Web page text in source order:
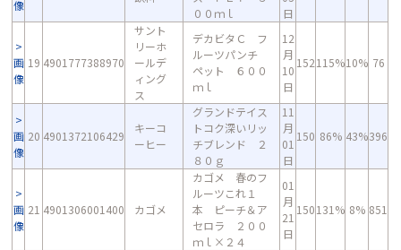
像
００ｍｌ
日
画
像
19 4901777388970
サント
リーホ
ールデ
ィング
ス
デカビタＣ フ
ルーツパンチ
ペット ６００
ｍｌ
12
月
10
日
152115%10% 76
画
像
20 4901372106429
キーコ
ーヒー
グランドテイス
トコク深いリッ
チブレンド ２
８０ｇ
11
月
01
日
150 86% 43%396
画
像
21 4901306001400 カゴメ
カゴメ 春のフ
ルーツこれ１
本 ピーチ＆ア
セロラ ２００
ｍｌ×２４
01
月
21
日
150131% 8% 851